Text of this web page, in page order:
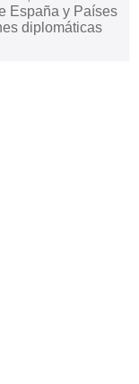
España y Países
diplomáticas